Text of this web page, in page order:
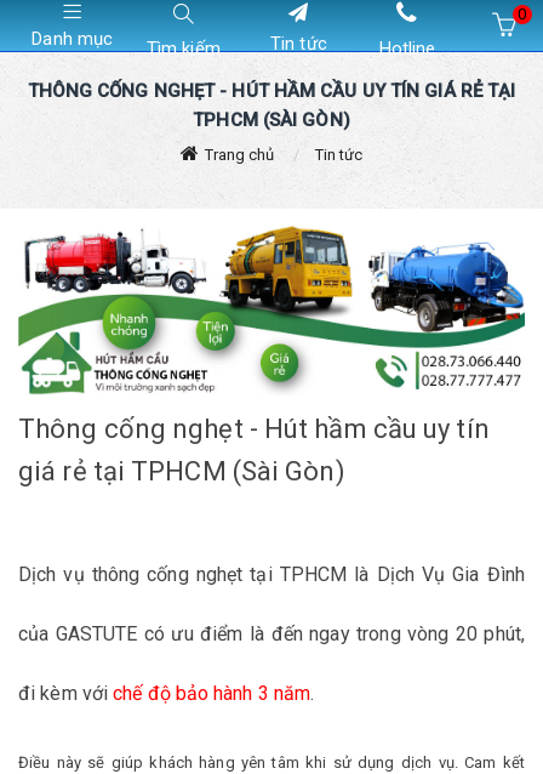
Danh mục Tìm kiếm Tin tức Hotline
0
THÔNG CỐNG NGHẸT - HÚT HẦM CẦU UY TÍN GIÁ RẺ TẠI
TPHCM (SÀI GÒN)
Trang chủ Tin tức
Thông cống nghẹt - Hút hầm cầu uy tín
giá rẻ tại TPHCM (Sài Gòn)
Dịch vụ thông cống nghẹt tại TPHCM là Dịch Vụ Gia Đình
của GASTUTE có ưu điểm là đến ngay trong vòng 20 phút,
đi kèm với chế độ bảo hành 3 năm.
Điều này sẽ giúp khách hàng yên tâm khi sử dụng dịch vụ. Cam kết